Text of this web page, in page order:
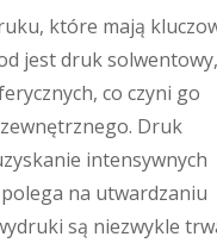
które mają
jest druk solwentowy,
co czyni go
Druk
intensywnych
na utwardzaniu
są niezwykle